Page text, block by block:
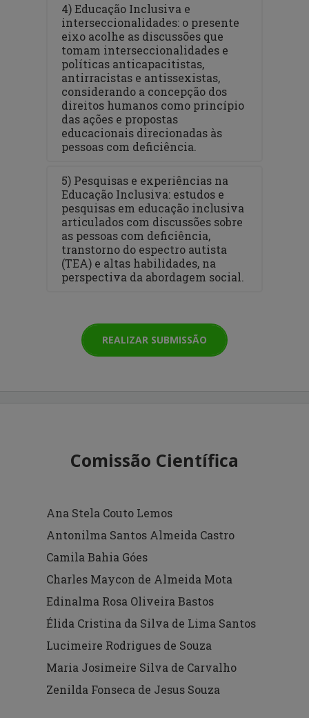
4) Educação Inclusiva e
interseccionalidades: o presente
eixo acolhe as discussões que
tomam interseccionalidades e
políticas anticapacitistas,
antirracistas e antissexistas,
considerando a concepção dos
direitos humanos como princípio
das ações e propostas
educacionais direcionadas às
pessoas com deficiência.
5) Pesquisas e experiências na
Educação Inclusiva: estudos e
pesquisas em educação inclusiva
articulados com discussões sobre
as pessoas com deficiência,
transtorno do espectro autista
(TEA) e altas habilidades, na
perspectiva da abordagem social.
REALIZAR SUBMISSÃO
Comissão Científica
Ana Stela Couto Lemos
Antonilma Santos Almeida Castro
Camila Bahia Góes
Charles Maycon de Almeida Mota
Edinalma Rosa Oliveira Bastos
Élida Cristina da Silva de Lima Santos
Lucimeire Rodrigues de Souza
Maria Josimeire Silva de Carvalho
Zenilda Fonseca de Jesus Souza